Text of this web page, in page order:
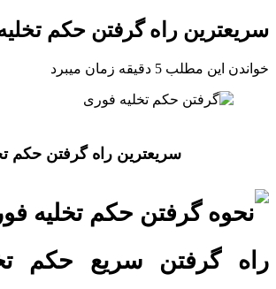
سریعترین راه گرفتن حکم
خواندن این مطلب 5 دقیقه زمان میبرد
سریعترین راه گرفتن حکم
راه گرفتن سریع حکم